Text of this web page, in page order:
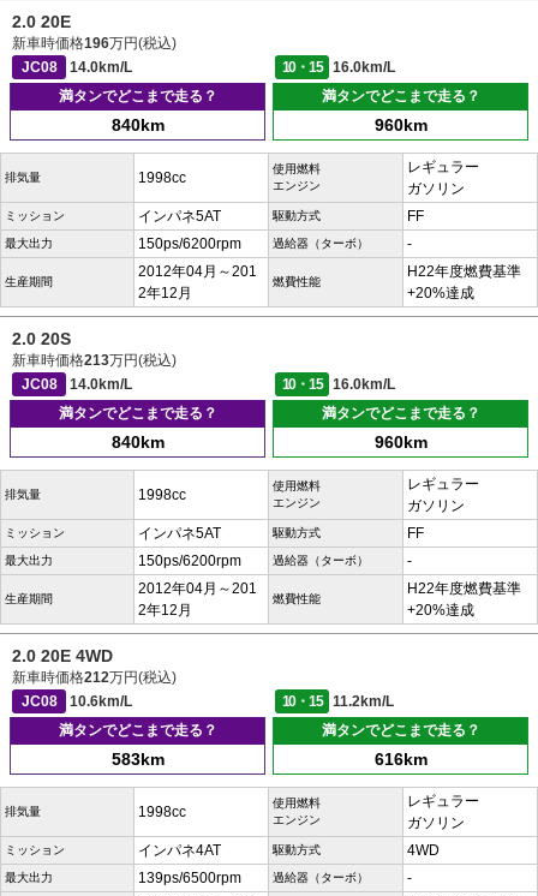
2.0 20E
新車時価格196万円(税込)
JC08
14.0km/L 10・15
16.0km/L
満タンでどこまで走る？
840km
満タンでどこまで走る？
960km
排気量 1998cc
使用燃料
エンジン
レギュラー
ガソリン
ミッション インパネ5AT 駆動方式 FF
最大出力 150ps/6200rpm 過給器（ターボ） -
生産期間
2012年04月～201
2年12月
燃費性能
H22年度燃費基準
+20%達成
2.0 20S
新車時価格213万円(税込)
JC08
14.0km/L 10・15
16.0km/L
満タンでどこまで走る？
840km
満タンでどこまで走る？
960km
排気量 1998cc
使用燃料
エンジン
レギュラー
ガソリン
ミッション インパネ5AT 駆動方式 FF
最大出力 150ps/6200rpm 過給器（ターボ） -
生産期間
2012年04月～201
2年12月
燃費性能
H22年度燃費基準
+20%達成
2.0 20E 4WD
新車時価格212万円(税込)
JC08
10.6km/L 10・15
11.2km/L
満タンでどこまで走る？
583km
満タンでどこまで走る？
616km
排気量 1998cc
使用燃料
エンジン
レギュラー
ガソリン
ミッション インパネ4AT 駆動方式 4WD
最大出力 139ps/6500rpm 過給器（ターボ） -